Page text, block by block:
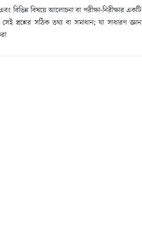
বিষয়ে আলোচনা বা পরীক্ষা-নিরীক্ষার একটি
প্রশ্নের সঠিক তথ্য বা সমাধান; যা সাধারণ জ্ঞান